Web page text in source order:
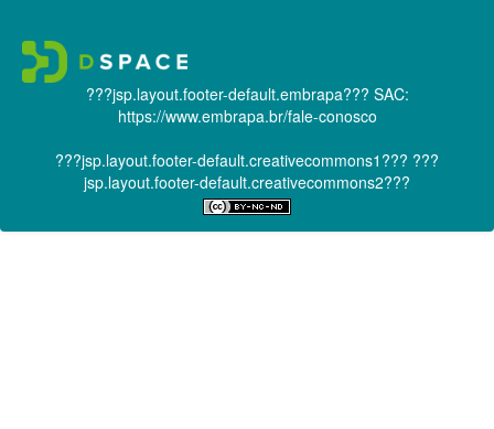
???jsp.layout.footer-default.embrapa??? SAC:
https://www.embrapa.br/fale-conosco
???jsp.layout.footer-default.creativecommons1??? ???
jsp.layout.footer-default.creativecommons2???